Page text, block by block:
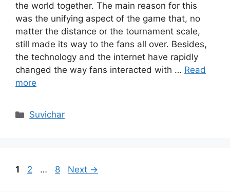
the world together. The main reason for this
was the unifying aspect of the game that, no
matter the distance or the tournament scale,
still made its way to the fans all over. Besides,
the technology and the internet have rapidly
changed the way fans interacted with … Read
more
Categories
Suvichar
Page
1 Page
2 … Page
8 Next →